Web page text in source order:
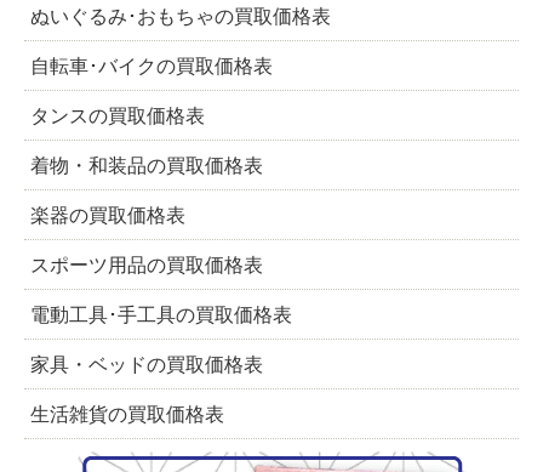
ぬいぐるみ･おもちゃの買取価格表
自転車･バイクの買取価格表
タンスの買取価格表
着物・和装品の買取価格表
楽器の買取価格表
スポーツ用品の買取価格表
電動工具･手工具の買取価格表
家具・ベッドの買取価格表
生活雑貨の買取価格表